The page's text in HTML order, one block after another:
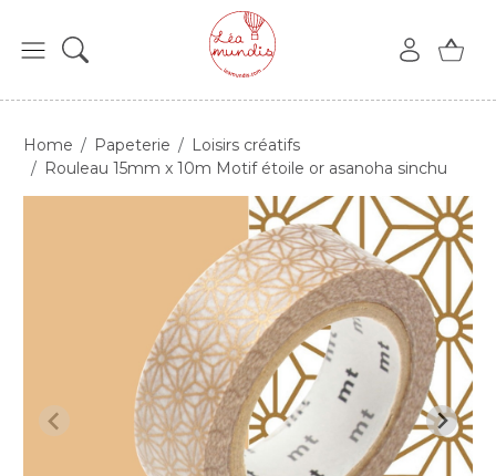
Home Papeterie
Loisirs créatifs
Rouleau 15mm x 10m Motif étoile or asanoha sinchu